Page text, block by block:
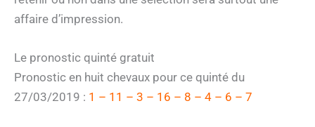
affaire d’impression.
Le pronostic quinté gratuit
Pronostic en huit chevaux pour ce quinté du
27/03/2019 : 1 – 11 – 3 – 16 – 8 – 4 – 6 – 7